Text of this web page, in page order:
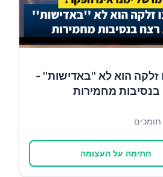
זלקה הוא לא ''באדישות'' -
מחמירות
תומכים
חתימה על העצומה